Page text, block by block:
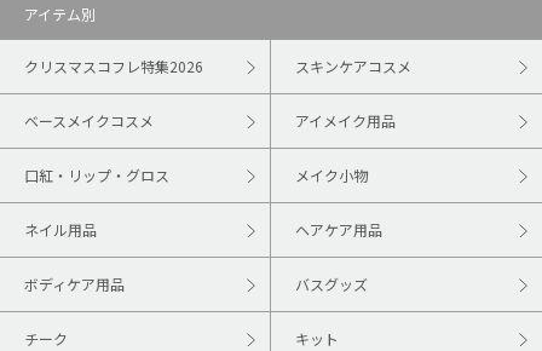
アイテム別
クリスマスコフレ特集2026 スキンケアコスメ
ベースメイクコスメ アイメイク用品
口紅・リップ・グロス メイク小物
ネイル用品 ヘアケア用品
ボディケア用品 バスグッズ
チーク キット